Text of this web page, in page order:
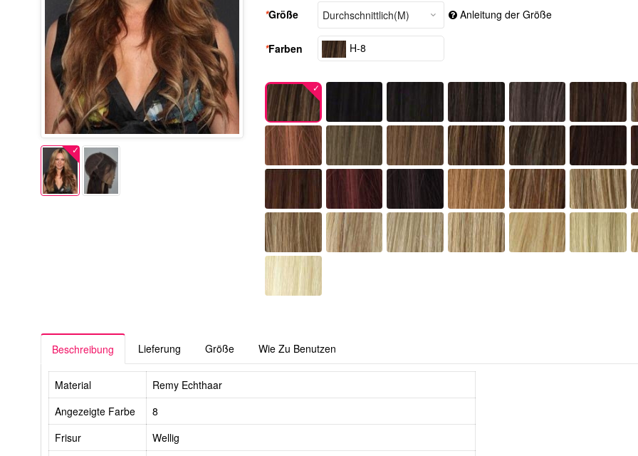
*Größe Anleitung der Größe
*Farben H-8
Beschreibung Lieferung Größe Wie Zu Benutzen
Material
Remy Echthaar
Angezeigte Farbe
8
Frisur
Wellig